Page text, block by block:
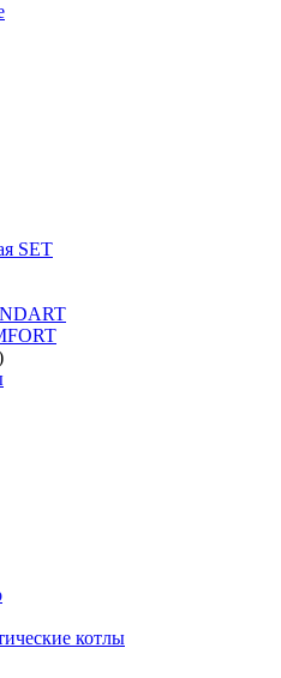
SET
котлы